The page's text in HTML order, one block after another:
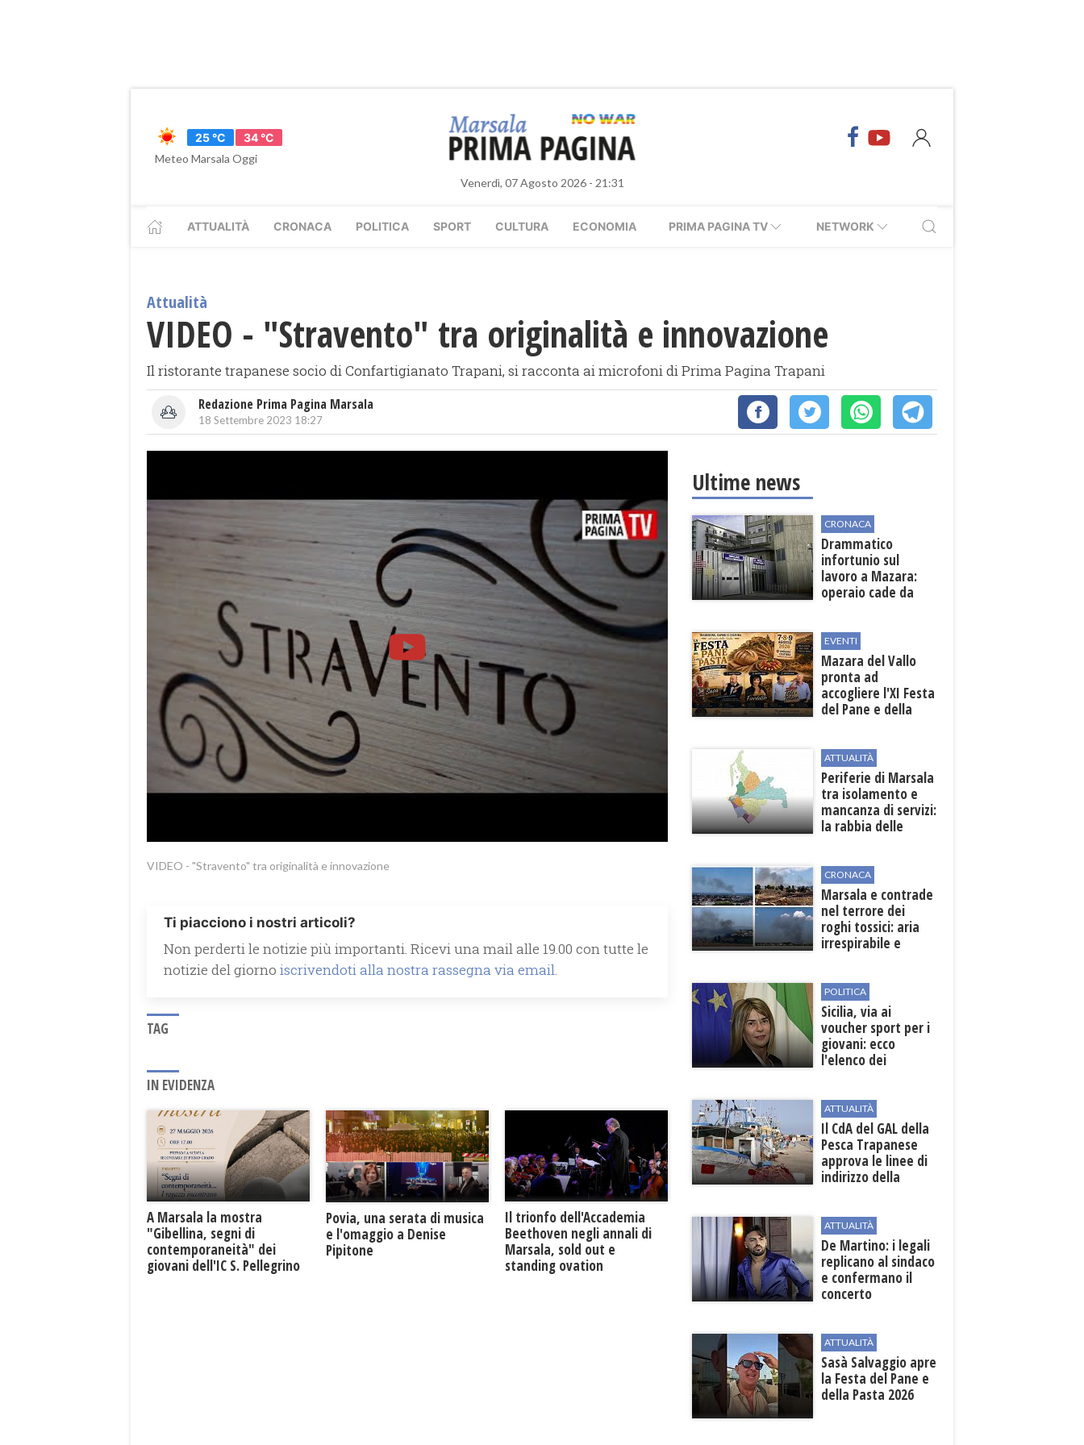
25 °C
34 °C
Meteo Marsala Oggi
Venerdì, 07 Agosto 2026 - 21:31
ATTUALITÀ CRONACA POLITICA SPORT CULTURA ECONOMIA PRIMA PAGINA TV NETWORK
Attualità
VIDEO - "Stravento" tra originalità e innovazione
Il ristorante trapanese socio di Confartigianato Trapani, si racconta ai microfoni di Prima Pagina Trapani
Redazione Prima Pagina Marsala
18 Settembre 2023 18:27
VIDEO - "Stravento" tra originalità e innovazione
Ti piacciono i nostri articoli?
Non perderti le notizie più importanti. Ricevi una mail alle 19.00 con tutte le
notizie del giorno iscrivendoti alla nostra rassegna via email.
TAG
IN EVIDENZA
A Marsala la mostra
"Gibellina, segni di
contemporaneità" dei
giovani dell'IC S. Pellegrino
Povia, una serata di musica
e l'omaggio a Denise
Pipitone
Il trionfo dell'Accademia
Beethoven negli annali di
Marsala, sold out e
standing ovation
Ultime news
CRONACA
Drammatico
infortunio sul
lavoro a Mazara:
operaio cade da
EVENTI
Mazara del Vallo
pronta ad
accogliere l'XI Festa
del Pane e della
ATTUALITÀ
Periferie di Marsala
tra isolamento e
mancanza di servizi:
la rabbia delle
CRONACA
Marsala e contrade
nel terrore dei
roghi tossici: aria
irrespirabile e
POLITICA
Sicilia, via ai
voucher sport per i
giovani: ecco
l'elenco dei
ATTUALITÀ
Il CdA del GAL della
Pesca Trapanese
approva le linee di
indirizzo della
sviluppo
ATTUALITÀ
De Martino: i legali
replicano al sindaco
e confermano il
concerto
ATTUALITÀ
Sasà Salvaggio apre
la Festa del Pane e
della Pasta 2026